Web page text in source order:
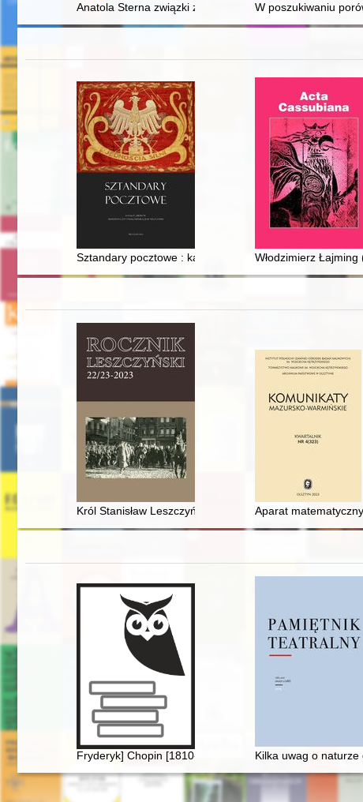
Anatola Sterna związki z kinematografiąW poszukiwaniu
Sztandary pocztowe : katalog zbiorów Muzeum Poczty i
Włodzimierz
Król Stanisław Leszczyński bohaterem konferencji w
Aparat
Fryderyk] Chopin [1810-1849] Kilka uwag o